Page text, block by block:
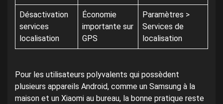
Désactivation
services
localisation
Économie
importante sur
GPS
Paramètres >
Services de
localisation
Pour les utilisateurs polyvalents qui possèdent
plusieurs appareils Android, comme un Samsung à la
maison et un Xiaomi au bureau, la bonne pratique reste